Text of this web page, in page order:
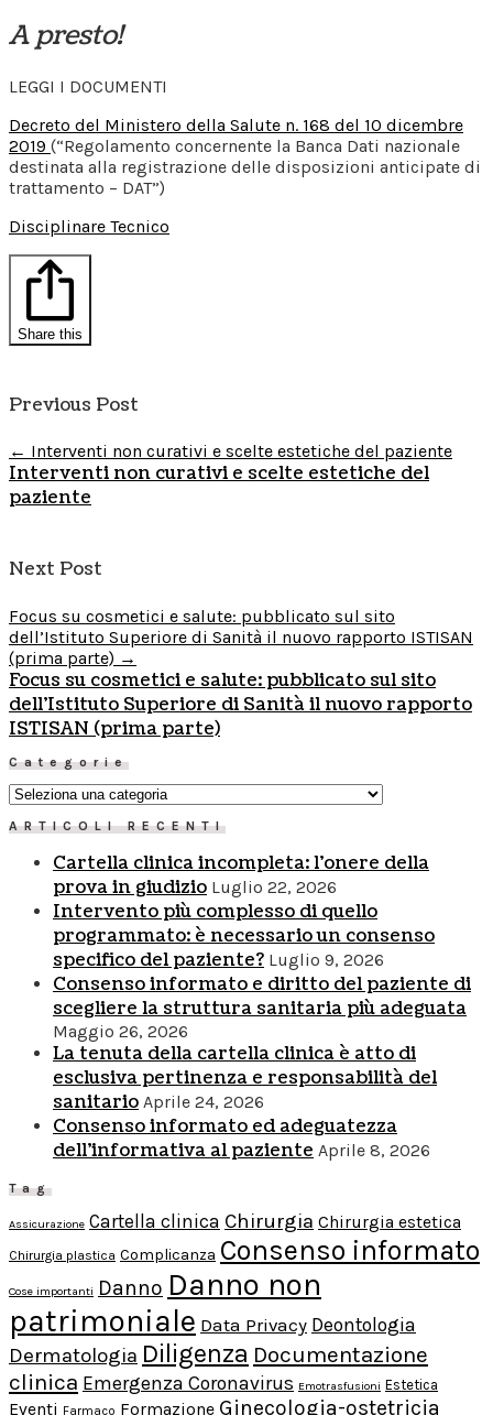
A presto!
LEGGI I DOCUMENTI
Decreto del Ministero della Salute n. 168 del 10 dicembre
2019 (“Regolamento concernente la Banca Dati nazionale
destinata alla registrazione delle disposizioni anticipate di
trattamento – DAT”)
Disciplinare Tecnico
Share this
Previous Post
← Interventi non curativi e scelte estetiche del paziente
Interventi non curativi e scelte estetiche del
paziente
Next Post
Focus su cosmetici e salute: pubblicato sul sito
dell’Istituto Superiore di Sanità il nuovo rapporto ISTISAN
(prima parte) →
Focus su cosmetici e salute: pubblicato sul sito
dell'Istituto Superiore di Sanità il nuovo rapporto
ISTISAN (prima parte)
Categorie
Categorie
ARTICOLI RECENTI
Cartella clinica incompleta: l’onere della
prova in giudizio Luglio 22, 2026
Intervento più complesso di quello
programmato: è necessario un consenso
specifico del paziente? Luglio 9, 2026
Consenso informato e diritto del paziente di
scegliere la struttura sanitaria più adeguata
Maggio 26, 2026
La tenuta della cartella clinica è atto di
esclusiva pertinenza e responsabilità del
sanitario Aprile 24, 2026
Consenso informato ed adeguatezza
dell’informativa al paziente Aprile 8, 2026
Tag
Assicurazione Cartella clinica Chirurgia Chirurgia estetica
Chirurgia plastica Complicanza Consenso informato
Cose importanti Danno Danno non
patrimoniale Data Privacy Deontologia
Dermatologia Diligenza Documentazione
clinica Emergenza Coronavirus Emotrasfusioni Estetica
Eventi Farmaco Formazione Ginecologia-ostetricia